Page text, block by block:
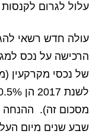
עלול לגרום
עולה חדש רשאי
הרכישה על נכס
של נכסי מקרקעין
מסכום זה). ההנחה
שבע שנים מיום